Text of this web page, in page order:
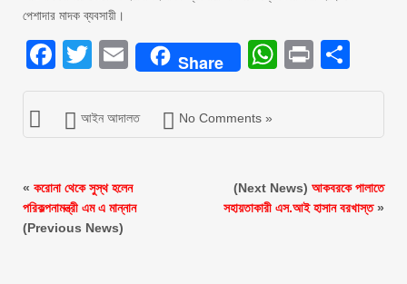
পেশাদার মাদক ব্যবসায়ী।
Facebook
Twitter
EmailShare Print
আইন আদালত No Comments »
« করোনা থেকে সুস্থ হলেন
পরিকল্পনামন্ত্রী এম এ মান্নান
(Previous News)
(Next News) আকবরকে পালাতে
সহায়তাকারী এস.আই হাসান বরখাস্ত»